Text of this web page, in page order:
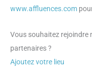
www.affluences.com
Vous souhaitez rejoindre
partenaires ?
Ajoutez votre lieu